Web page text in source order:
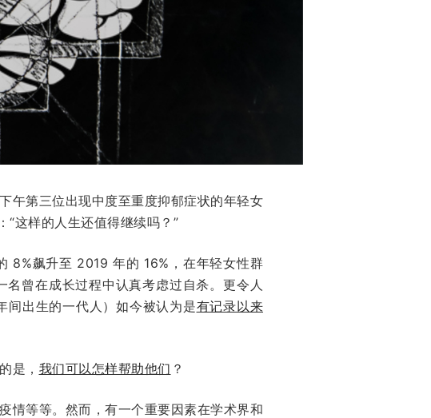
午第三位出现中度至重度抑郁症状的年轻女
“这样的人生还值得继续吗？”
8%飙升至 2019 年的 16%，在年轻女性群
曾在成长过程中认真考虑过自杀。更令人
出生的一代人）如今被认为是有记录以来
是， 我们可以怎样帮助他们 ？
情等等。然而，有一个重要因素在学术界和